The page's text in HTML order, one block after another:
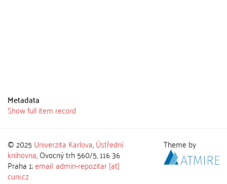
Metadata
Show full item record
© 2025 Univerzita Karlova,Ústřední
knihovna, Ovocný trh 560/5, 116 36
Praha 1;email: admin-repozitar [at]
cuni.cz
Theme by